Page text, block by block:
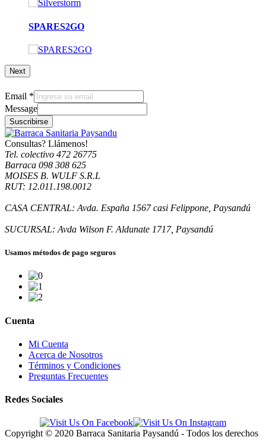
SPARES2GO
Next
Email *
Message
Suscribirse
Consultas? Llámenos!
Tel. colectivo 472 26775
Barraca 098 308 625
MOISES B. WULF S.R.L
RUT: 12.011.198.0012
CASA CENTRAL: Avda. España 1567 casi Felippone, Paysandú
SUCURSAL: Avda Wilson F. Aldunate 1717, Paysandú
Usamos métodos de pago seguros
Cuenta
Mi Cuenta
Acerca de Nosotros
Términos y Condiciones
Preguntas Frecuentes
Redes Sociales
Copyright© 2020 Barraca Sanitaria Paysandú - Todos los derechos